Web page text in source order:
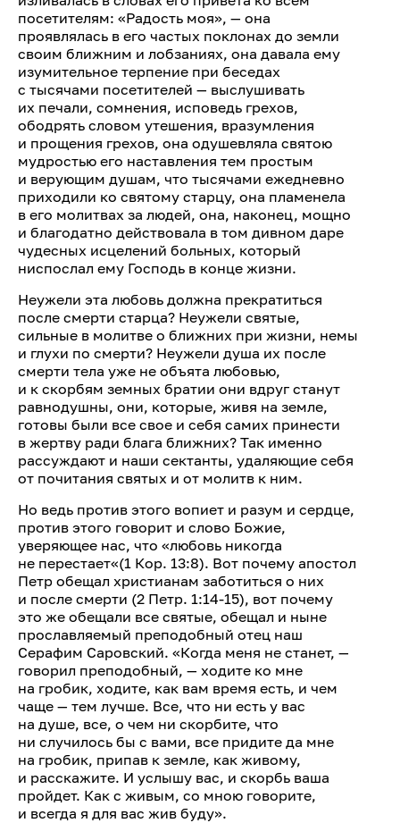
посетителям: «Радость моя», — она
проявлялась в его частых поклонах до земли
своим ближним и лобзаниях, она давала ему
изумительное терпение при беседах
с тысячами посетителей — выслушивать
их печали, сомнения, исповедь грехов,
ободрять словом утешения, вразумления
и прощения грехов, она одушевляла святою
мудростью его наставления тем простым
и верующим душам, что тысячами ежедневно
приходили ко святому старцу, она пламенела
в его молитвах за людей, она, наконец, мощно
и благодатно действовала в том дивном даре
чудесных исцелений больных, который
ниспослал ему Господь в конце жизни.
Неужели эта любовь должна прекратиться
после смерти старца? Неужели святые,
сильные в молитве о ближних при жизни, немы
и глухи по смерти? Неужели душа их после
смерти тела уже не объята любовью,
и к скорбям земных братии они вдруг станут
равнодушны, они, которые, живя на земле,
готовы были все свое и себя самих принести
в жертву ради блага ближних? Так именно
рассуждают и наши сектанты, удаляющие себя
от почитания святых и от молитв к ним.
Но ведь против этого вопиет и разум и сердце,
против этого говорит и слово Божие,
уверяющее нас, что «любовь никогда
не перестает«(1 Кор. 13:8). Вот почему апостол
Петр обещал христианам заботиться о них
и после смерти (2 Петр. 1:14-15), вот почему
это же обещали все святые, обещал и ныне
прославляемый преподобный отец наш
Серафим Саровский. «Когда меня не станет, —
говорил преподобный, — ходите ко мне
на гробик, ходите, как вам время есть, и чем
чаще — тем лучше. Все, что ни есть у вас
на душе, все, о чем ни скорбите, что
ни случилось бы с вами, все придите да мне
на гробик, припав к земле, как живому,
и расскажите. И услышу вас, и скорбь ваша
пройдет. Как с живым, со мною говорите,
и всегда я для вас жив буду».